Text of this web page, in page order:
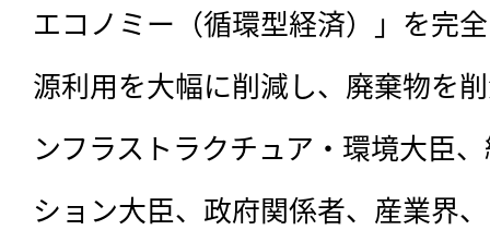
エコノミー（循環型経済）」を完
源利用を大幅に削減し、廃棄物を
ンフラストラクチュア・環境大臣
ション大臣、政府関係者、産業界